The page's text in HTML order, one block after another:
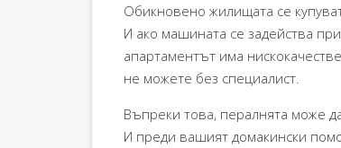
Обикновено жилищата се
И ако машината се задейства
апартаментът има
не можете без специалист.
Въпреки това, пералнята може
И преди вашият домакински